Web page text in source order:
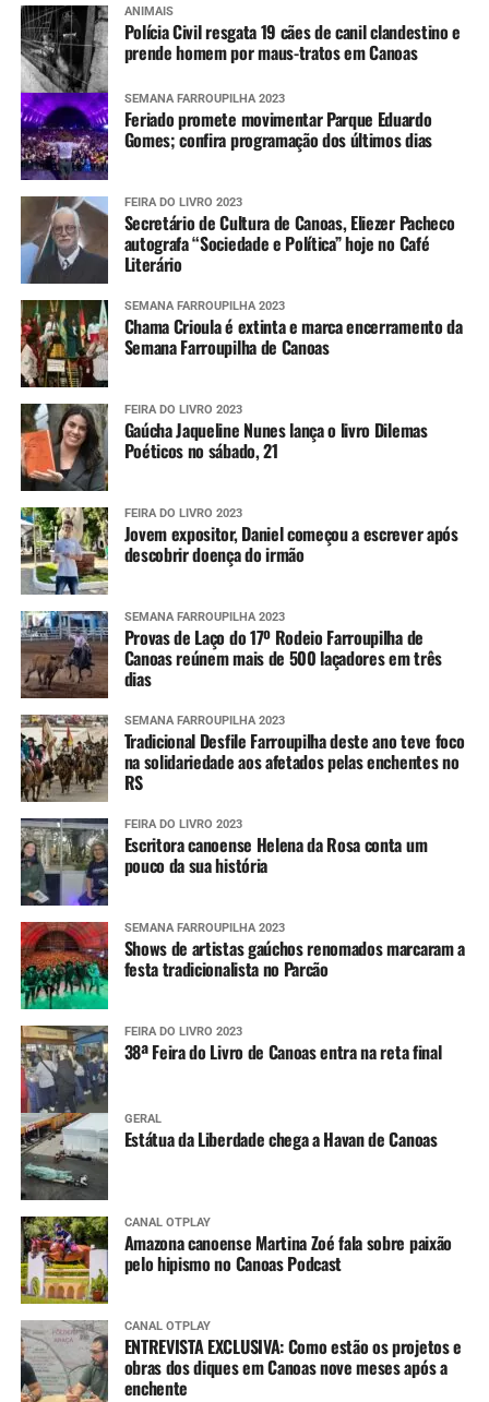
ANIMAIS
Polícia Civil resgata 19 cães de canil clandestino e
prende homem por maus-tratos em Canoas
SEMANA FARROUPILHA 2023
Feriado promete movimentar Parque Eduardo
Gomes; confira programação dos últimos dias
FEIRA DO LIVRO 2023
Secretário de Cultura de Canoas, Eliezer Pacheco
autografa “Sociedade e Política” hoje no Café
Literário
SEMANA FARROUPILHA 2023
Chama Crioula é extinta e marca encerramento da
Semana Farroupilha de Canoas
FEIRA DO LIVRO 2023
Gaúcha Jaqueline Nunes lança o livro Dilemas
Poéticos no sábado, 21
FEIRA DO LIVRO 2023
Jovem expositor, Daniel começou a escrever após
descobrir doença do irmão
SEMANA FARROUPILHA 2023
Provas de Laço do 17º Rodeio Farroupilha de
Canoas reúnem mais de 500 laçadores em três
dias
SEMANA FARROUPILHA 2023
Tradicional Desfile Farroupilha deste ano teve foco
na solidariedade aos afetados pelas enchentes no
RS
FEIRA DO LIVRO 2023
Escritora canoense Helena da Rosa conta um
pouco da sua história
SEMANA FARROUPILHA 2023
Shows de artistas gaúchos renomados marcaram a
festa tradicionalista no Parcão
FEIRA DO LIVRO 2023
38ª Feira do Livro de Canoas entra na reta final
GERAL
Estátua da Liberdade chega a Havan de Canoas
CANAL OTPLAY
Amazona canoense Martina Zoé fala sobre paixão
pelo hipismo no Canoas Podcast
CANAL OTPLAY
ENTREVISTA EXCLUSIVA: Como estão os projetos e
obras dos diques em Canoas nove meses após a
enchente